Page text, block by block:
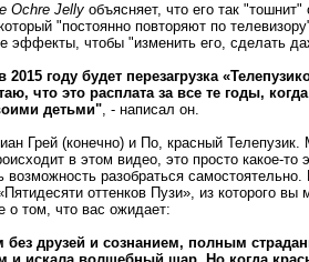
Ochre Jelly объясняет, что его так "тошнит"
"постоянно повторяют по
эффекты, чтобы "изменить его, сделать
году будет перезагрузка
что это расплата за все те годы,
детьми", - написал он.
Грей (конечно) и По, красный
в этом видео, это просто какое-то
возможность разобраться самостоятельно.
оттенков Пузи», из которого вы
о том, что вас ожидает:
друзей и сознанием, полным